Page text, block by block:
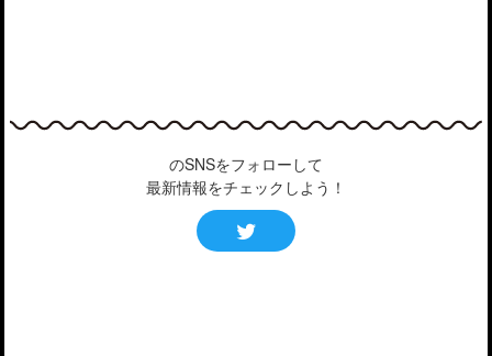
のSNSをフォローして
最新情報をチェックしよう！